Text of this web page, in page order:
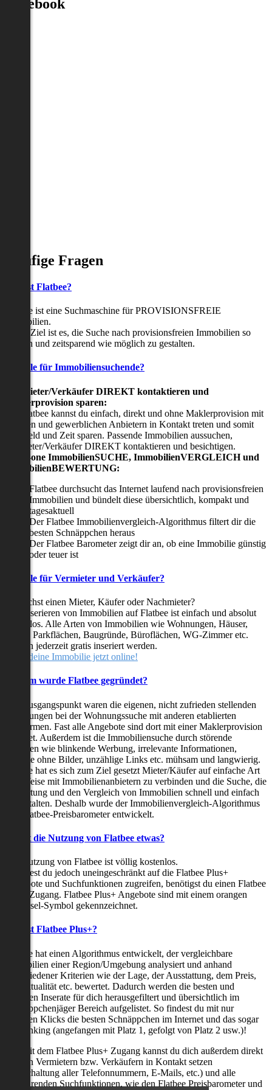
Facebook
Häufige Fragen
Was ist Flatbee?
Flatbee ist eine Suchmaschine für PROVISIONSFREIE
Immobilien.
Unser Ziel ist es, die Suche nach provisionsfreien Immobilien so
einfach und zeitsparend wie möglich zu gestalten.
Vorteile für Immobiliensuchende?
Viermieter/Verkäufer DIREKT kontaktieren und
Maklerprovision sparen:
Mit Flatbee kannst du einfach, direkt und ohne Maklerprovision mit
privaten und gewerblichen Anbietern in Kontakt treten und somit
viel Geld und Zeit sparen. Passende Immobilien aussuchen,
Vermieter/Verkäufer DIREKT kontaktieren und besichtigen.
All-in-one ImmobilienSUCHE, ImmobilienVERGLEICH und
ImmobilienBEWERTUNG:
Flatbee durchsucht das Internet laufend nach provisionsfreien
Immobilien und bündelt diese übersichtlich, kompakt und
tagesaktuell
Der Flatbee Immobilienvergleich-Algorithmus filtert dir die
besten Schnäppchen heraus
Der Flatbee Barometer zeigt dir an, ob eine Immobilie günstig
oder teuer ist
Vorteile für Vermieter und Verkäufer?
Du suchst einen Mieter, Käufer oder Nachmieter?
Das Inserieren von Immobilien auf Flatbee ist einfach und absolut
kostenlos. Alle Arten von Immobilien wie Wohnungen, Häuser,
Villen, Parkflächen, Baugründe, Büroflächen, WG-Zimmer etc.
können jederzeit gratis inseriert werden.
Stelle deine Immobilie jetzt online!
Warum wurde Flatbee gegründet?
Der Ausgangspunkt waren die eigenen, nicht zufrieden stellenden
Erfahrungen bei der Wohnungssuche mit anderen etablierten
Plattformen. Fast alle Angebote sind dort mit einer Maklerprovision
behaftet. Außerdem ist die Immobiliensuche durch störende
Faktoren wie blinkende Werbung, irrelevante Informationen,
Inserate ohne Bilder, unzählige Links etc. mühsam und langwierig.
Flatbee hat es sich zum Ziel gesetzt Mieter/Käufer auf einfache Art
und Weise mit Immobilienanbietern zu verbinden und die Suche, die
Bewertung und den Vergleich von Immobilien schnell und einfach
zu gestalten. Deshalb wurde der Immobilienvergleich-Algorithmus
und Flatbee-Preisbarometer entwickelt.
Kostet die Nutzung von Flatbee etwas?
Die Nutzung von Flatbee ist völlig kostenlos.
Möchtest du jedoch uneingeschränkt auf die Flatbee Plus+
Angebote und Suchfunktionen zugreifen, benötigst du einen Flatbee
Plus+ Zugang. Flatbee Plus+ Angebote sind mit einem orangen
Schlüssel-Symbol gekennzeichnet.
Was ist Flatbee Plus+?
Flatbee hat einen Algorithmus entwickelt, der vergleichbare
Immobilien einer Region/Umgebung analysiert und anhand
verschiedener Kriterien wie der Lage, der Ausstattung, dem Preis,
der Aktualität etc. bewertet. Dadurch werden die besten und
neuesten Inserate für dich herausgefiltert und übersichtlich im
Schnäppchenjäger Bereich aufgelistet. So findest du mit nur
wenigen Klicks die besten Schnäppchen im Internet und das sogar
als Ranking (angefangen mit Platz 1, gefolgt von Platz 2 usw.)!
Nur mit dem Flatbee Plus+ Zugang kannst du dich außerdem direkt
mit den Vermietern bzw. Verkäufern in Kontakt setzen
(Freischaltung aller Telefonnummern, E-Mails, etc.) und alle
zeitsparenden Suchfunktionen, wie den Flatbee Preisbarometer und